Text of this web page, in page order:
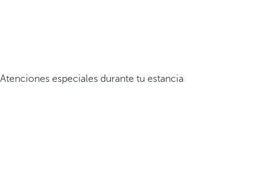
Atenciones especiales durante tu estancia